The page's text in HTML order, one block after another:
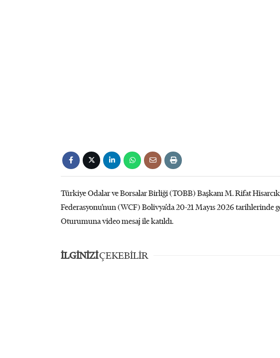
Türkiye Odalar ve Borsalar Birliği (TOBB) Başkanı M. Rifat
Federasyonu’nun (WCF) Bolivya’da 20-21 Mayıs 2026 tarihlerinde
Oturumuna video mesaj ile katıldı.
İLGİNİZİÇEKEBİLİR